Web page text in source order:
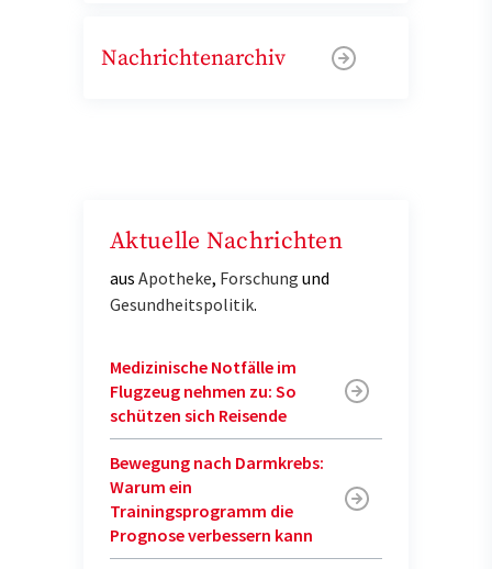
Nachrichtenarchiv
Aktuelle Nachrichten
aus Apotheke, Forschung und
Gesundheitspolitik.
Medizinische Notfälle im
Flugzeug nehmen zu: So
schützen sich Reisende
Bewegung nach Darmkrebs:
Warum ein
Trainingsprogramm die
Prognose verbessern kann